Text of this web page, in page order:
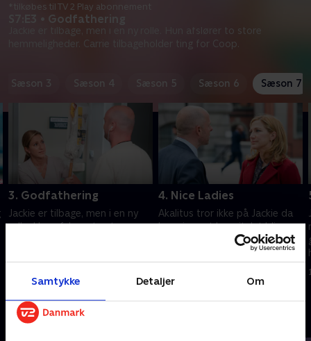
Samtykke Detaljer Om
S7:E3 • Godfathering
Jackie er tilbage, men i en ny rolle. Hun afslører to store
hemmeligheder. Carrie tilbageholder ting for Coop.
*tilkøbes til TV 2 Play abonnement
Sæson 3 Sæson 4 Sæson 5 Sæson 6 Sæson 7
3. Godfathering
Jackie er tilbage, men i en ny
rolle. Hun afslører to store
4. Nice Ladies
Akalitus tror ikke på Jackie da
hun siger, at hospitalet bliver
solgt. Carrie møder Coops frieri
med en uventet reaktion.
Andre så også